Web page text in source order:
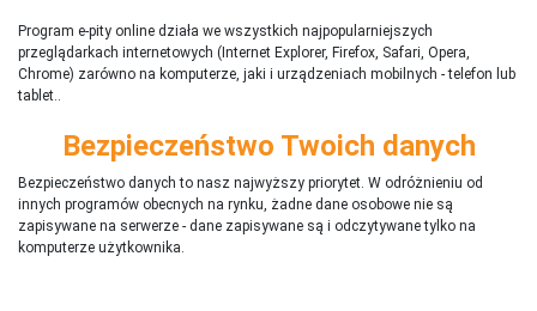
Program e-pity online działa we wszystkich najpopularniejszych
przeglądarkach internetowych (Internet Explorer, Firefox, Safari, Opera,
Chrome) zarówno na komputerze, jaki i urządzeniach mobilnych - telefon lub
tablet..
Bezpieczeństwo Twoich danych
Bezpieczeństwo danych to nasz najwyższy priorytet. W odróżnieniu od
innych programów obecnych na rynku, żadne dane osobowe nie są
zapisywane na serwerze - dane zapisywane są i odczytywane tylko na
komputerze użytkownika.